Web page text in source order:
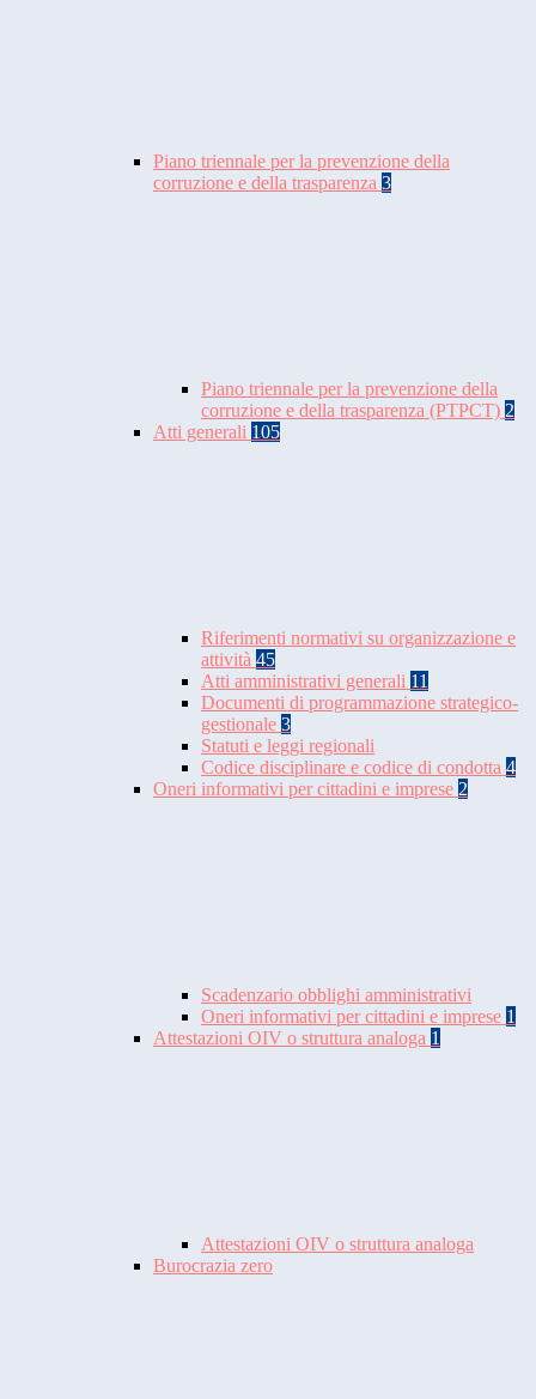
Piano triennale per la prevenzione della
corruzione e della trasparenza 3
Piano triennale per la prevenzione della
corruzione e della trasparenza (PTPCT) 2
Atti generali 105
Riferimenti normativi su organizzazione e
attività 45
Atti amministrativi generali 11
Documenti di programmazione strategico-
gestionale 3
Statuti e leggi regionali
Codice disciplinare e codice di condotta 4
Oneri informativi per cittadini e imprese 2
Scadenzario obblighi amministrativi
Oneri informativi per cittadini e imprese 1
Attestazioni OIV o struttura analoga 1
Attestazioni OIV o struttura analoga
Burocrazia zero